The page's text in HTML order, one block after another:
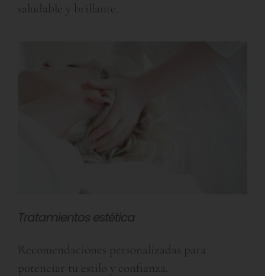
saludable y brillante.
Tratamientos estética
Recomendaciones personalizadas para
potenciar tu estilo y confianza.